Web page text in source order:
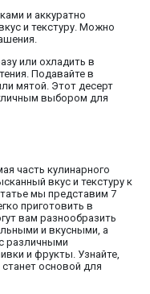
и аккуратно
и текстуру. Можно
или охладить в
Подавайте в
мятой. Этот десерт
выбором для
часть кулинарного
вкус и текстуру к
мы представим 7
приготовить в
вам разнообразить
и вкусными, а
различными
и фрукты. Узнайте,
основой для